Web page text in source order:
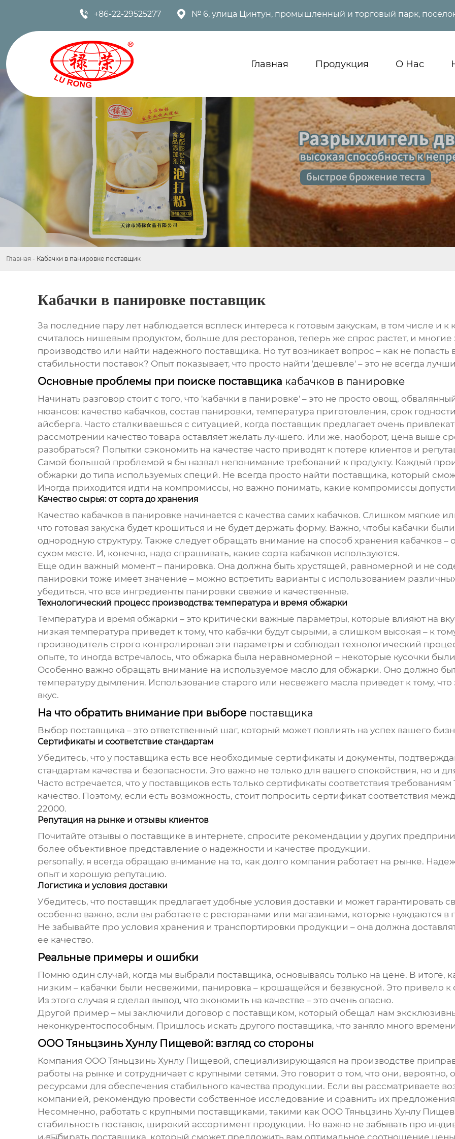
 +86-22-29525277  № 6, улица Цинтун, промышленный и торговый парк,
Главная Продукция О Нас
Главная - Кабачки в панировке поставщик
Кабачки в панировке поставщик
За последние пару лет наблюдается всплеск интереса к готовым закускам, в том числе и к
считалось нишевым продуктом, больше для ресторанов, теперь же спрос растет, и многие
производство или найти надежного поставщика. Но тут возникает вопрос – как не попасть
стабильности поставок? Опыт показывает, что просто найти 'дешевле' – это не всегда
Основные проблемы при поиске поставщика кабачков в панировке
Начинать разговор стоит с того, что 'кабачки в панировке' – это не просто овощ,
нюансов: качество кабачков, состав панировки, температура приготовления, срок
айсберга. Часто сталкиваешься с ситуацией, когда поставщик предлагает очень
рассмотрении качество товара оставляет желать лучшего. Или же, наоборот, цена выше
разобраться? Попытки сэкономить на качестве часто приводят к потере клиентов и
Самой большой проблемой я бы назвал непонимание требований к продукту. Каждый
обжарки до типа используемых специй. Не всегда просто найти поставщика, который
Иногда приходится идти на компромиссы, но важно понимать, какие компромиссы
Качество сырья: от сорта до хранения
Качество кабачков в панировке начинается с качества самих кабачков. Слишком мягкие
что готовая закуска будет крошиться и не будет держать форму. Важно, чтобы кабачки
однородную структуру. Также следует обращать внимание на способ хранения кабачков
сухом месте. И, конечно, надо спрашивать, какие сорта кабачков используются.
Еще один важный момент – панировка. Она должна быть хрустящей, равномерной и не
панировки тоже имеет значение – можно встретить варианты с использованием
убедиться, что все ингредиенты панировки свежие и качественные.
Технологический процесс производства: температура и время обжарки
Температура и время обжарки – это критически важные параметры, которые влияют на
низкая температура приведет к тому, что кабачки будут сырыми, а слишком высокая – к
производитель строго контролировал эти параметры и соблюдал технологический
опыте, то иногда встречалось, что обжарка была неравномерной – некоторые кусочки
Особенно важно обращать внимание на используемое масло для обжарки. Оно должно
температуру дымления. Использование старого или несвежего масла приведет к тому, что
вкус.
На что обратить внимание при выборе поставщика
Выбор поставщика – это ответственный шаг, который может повлиять на успех вашего
Сертификаты и соответствие стандартам
Убедитесь, что у поставщика есть все необходимые сертификаты и документы,
стандартам качества и безопасности. Это важно не только для вашего спокойствия, но и
Часто встречается, что у поставщиков есть только сертификаты соответствия
качество. Поэтому, если есть возможность, стоит попросить сертификат соответствия
22000.
Репутация на рынке и отзывы клиентов
Почитайте отзывы о поставщике в интернете, спросите рекомендации у других
более объективное представление о надежности и качестве продукции.
personally, я всегда обращаю внимание на то, как долго компания работает на рынке.
опыт и хорошую репутацию.
Логистика и условия доставки
Убедитесь, что поставщик предлагает удобные условия доставки и может гарантировать
особенно важно, если вы работаете с ресторанами или магазинами, которые нуждаются в
Не забывайте про условия хранения и транспортировки продукции – она должна
ее качество.
Реальные примеры и ошибки
Помню один случай, когда мы выбрали поставщика, основываясь только на цене. В итоге,
низким – кабачки были несвежими, панировка – крошащейся и безвкусной. Это привело к
Из этого случая я сделал вывод, что экономить на качестве – это очень опасно.
Другой пример – мы заключили договор с поставщиком, который обещал нам
неконкурентоспособным. Пришлось искать другого поставщика, что заняло много
ООО Тяньцзинь Хунлу Пищевой: взгляд со стороны
Компания ООО Тяньцзинь Хунлу Пищевой, специализирующаяся на производстве
работы на рынке и сотрудничает с крупными сетями. Это говорит о том, что они,
ресурсами для обеспечения стабильного качества продукции. Если вы рассматриваете
компанией, рекомендую провести собственное исследование и сравнить их
Несомненно, работать с крупными поставщиками, такими как ООО Тяньцзинь Хунлу
стабильность поставок, широкий ассортимент продукции. Но важно не забывать про